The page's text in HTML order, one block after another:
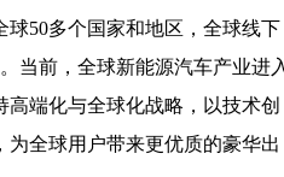
50多个国家和地区，全球线下
当前，全球新能源汽车产业进
端化与全球化战略，以技术创
全球用户带来更优质的豪华出